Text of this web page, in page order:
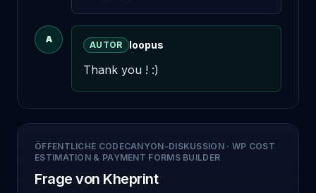
A
AUTOR loopus
Thank you ! :)
ÖFFENTLICHE CODECANYON-DISKUSSION· WP COST
ESTIMATION & PAYMENT FORMS BUILDER
Frage von Kheprint